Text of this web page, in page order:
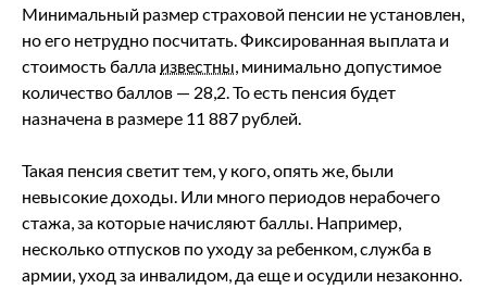
Минимальный размер страховой пенсии не установлен,
но его нетрудно посчитать. Фиксированная выплата и
стоимость балла известны, минимально допустимое
количество баллов — 28,2. То есть пенсия будет
назначена в размере 11 887 рублей.
Такая пенсия светит тем, у кого, опять же, были
невысокие доходы. Или много периодов нерабочего
стажа, за которые начисляют баллы. Например,
несколько отпусков по уходу за ребенком, служба в
армии, уход за инвалидом, да еще и осудили незаконно.